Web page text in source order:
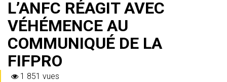
L’ANFC RÉAGIT AVEC
VÉHÉMENCE AU
COMMUNIQUÉ DE LA
FIFPRO
1 851 vues